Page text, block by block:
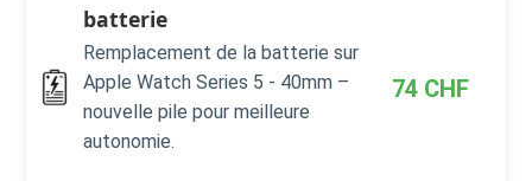
batterie
Remplacement de la batterie sur
Apple Watch Series 5 - 40mm –
nouvelle pile pour meilleure
autonomie.
74 CHF